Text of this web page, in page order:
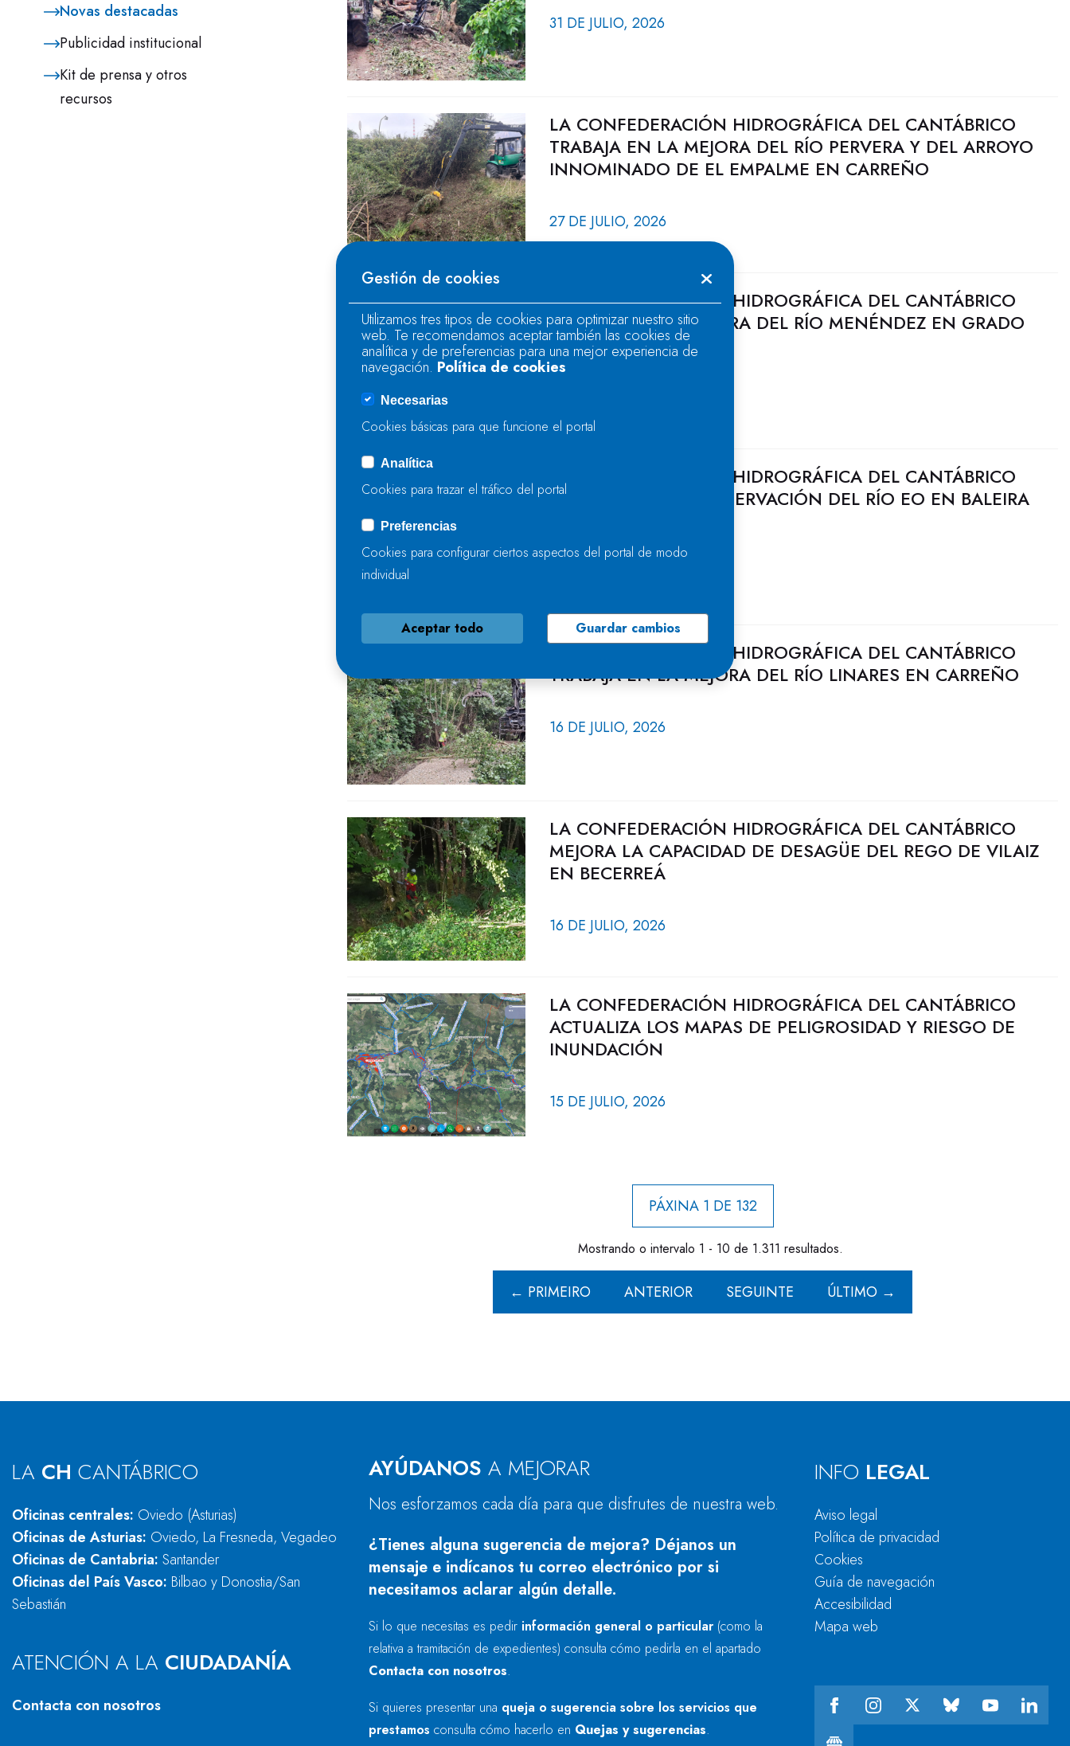
Novas destacadas
Publicidad institucional
Kit de prensa y otros
recursos
31 DE JULIO, 2026
LA CONFEDERACIÓN HIDROGRÁFICA DEL CANTÁBRICO
TRABAJA EN LA MEJORA DEL RÍO PERVERA Y DEL ARROYO
INNOMINADO DE EL EMPALME EN CARREÑO
27 DE JULIO, 2026
LA CONFEDERACIÓN HIDROGRÁFICA DEL CANTÁBRICO
TRABAJA EN LA MEJORA DEL RÍO MENÉNDEZ EN GRADO
22 DE JULIO, 2026
LA CONFEDERACIÓN HIDROGRÁFICA DEL CANTÁBRICO
TRABAJA EN LA CONSERVACIÓN DEL RÍO EO EN BALEIRA
22 DE JULIO, 2026
LA CONFEDERACIÓN HIDROGRÁFICA DEL CANTÁBRICO
TRABAJA EN LA MEJORA DEL RÍO LINARES EN CARREÑO
16 DE JULIO, 2026
LA CONFEDERACIÓN HIDROGRÁFICA DEL CANTÁBRICO
MEJORA LA CAPACIDAD DE DESAGÜE DEL REGO DE VILAIZ
EN BECERREÁ
16 DE JULIO, 2026
LA CONFEDERACIÓN HIDROGRÁFICA DEL CANTÁBRICO
ACTUALIZA LOS MAPAS DE PELIGROSIDAD Y RIESGO DE
INUNDACIÓN
15 DE JULIO, 2026
PÁXINA 1 DE 132
Mostrando o intervalo 1 - 10 de 1.311 resultados.
← PRIMEIRO ANTERIOR SEGUINTE ÚLTIMO →
LA CH CANTÁBRICO
Oficinas centrales: Oviedo (Asturias)
Oficinas de Asturias: Oviedo, La Fresneda, Vegadeo
Oficinas de Cantabria: Santander
Oficinas del País Vasco: Bilbao y Donostia/San
Sebastián
ATENCIÓN A LA CIUDADANÍA
Contacta con nosotros
AYÚDANOS A MEJORAR
Nos esforzamos cada día para que disfrutes de nuestra web.
¿Tienes alguna sugerencia de mejora? Déjanos un
mensaje e indícanos tu correo electrónico por si
necesitamos aclarar algún detalle.
Si lo que necesitas es pedir información general o particular (como la
relativa a tramitación de expedientes) consulta cómo pedirla en el apartado
Contacta con nosotros.
Si quieres presentar una queja o sugerencia sobre los servicios que
prestamos consulta cómo hacerlo en Quejas y sugerencias.
INFO LEGAL
Aviso legal
Política de privacidad
Cookies
Guía de navegación
Accesibilidad
Mapa web
Gestión de cookies
Utilizamos tres tipos de cookies para optimizar nuestro sitio
web. Te recomendamos aceptar también las cookies de
analítica y de preferencias para una mejor experiencia de
navegación. Política de cookies
Necesarias
Cookies básicas para que funcione el portal
Analítica
Cookies para trazar el tráfico del portal
Preferencias
Cookies para configurar ciertos aspectos del portal de modo
individual
Aceptar todo Guardar cambios